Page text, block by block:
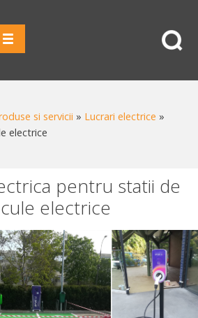
si servicii » Lucrari electrice »
electrice
pentru statii de
electrice